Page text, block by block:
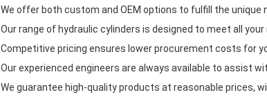
We offer both custom and OEM options to fulfill the unique
Our range of hydraulic cylinders is designed to meet all
Competitive pricing ensures lower procurement costs for
Our experienced engineers are always available to assist
We guarantee high-quality products at reasonable prices,